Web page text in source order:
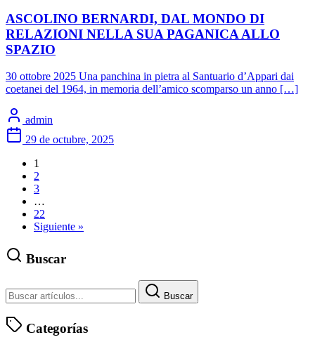
ASCOLINO BERNARDI, DAL MONDO DI
RELAZIONI NELLA SUA PAGANICA ALLO
SPAZIO
30 ottobre 2025 Una panchina in pietra al Santuario d’Appari dai
coetanei del 1964, in memoria dell’amico scomparso un anno […]
admin
29 de octubre, 2025
1
2
3
…
22
Siguiente »
Buscar
Buscar
Categorías